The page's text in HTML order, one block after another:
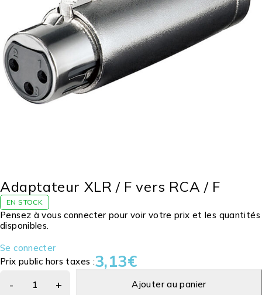
Adaptateur XLR / F vers RCA / F
EN STOCK
Pensez à vous connecter pour voir votre prix et les quantités
disponibles.
Se connecter
Prix public hors taxes :3,13€
Ajouter au panier